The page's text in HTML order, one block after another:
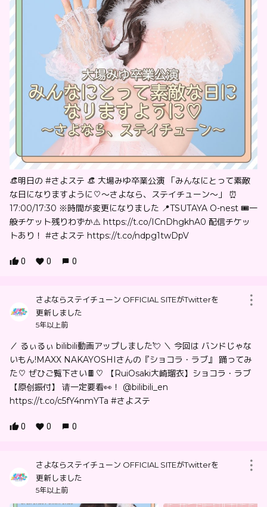
👒明日の #さよステ 👒 大場みゆ卒業公演 「みんなにとって素敵
な日になりますように♡〜さよなら、ステイチューン〜」 ⏰
17:00/17:30 ※時間が変更になりました 📍TSUTAYA O-nest 🎟一
般チケット残りわずか⚠️ https://t.co/ICnDhgkhA0 配信チケッ
トあり！ #さよステ https://t.co/ndpg1twDpV
0 0 0
さよならステイチューン OFFICIAL SITEがTwitterを
更新しました
5年以上前
／ るぃるぃ bilibili動画アップしました💘 ＼ 今回は バンドじゃな
いもん!MAXX NAKAYOSHIさんの『ショコラ・ラブ』 踊ってみ
た♡ ぜひご覧下さい🍫♡ 【RuiOsaki大崎瑠衣】ショコラ・ラブ
【原创振付】 请一定要看👀！ @bilibili_en
https://t.co/c5fY4nmYTa #さよステ
0 0 0
さよならステイチューン OFFICIAL SITEがTwitterを
更新しました
5年以上前